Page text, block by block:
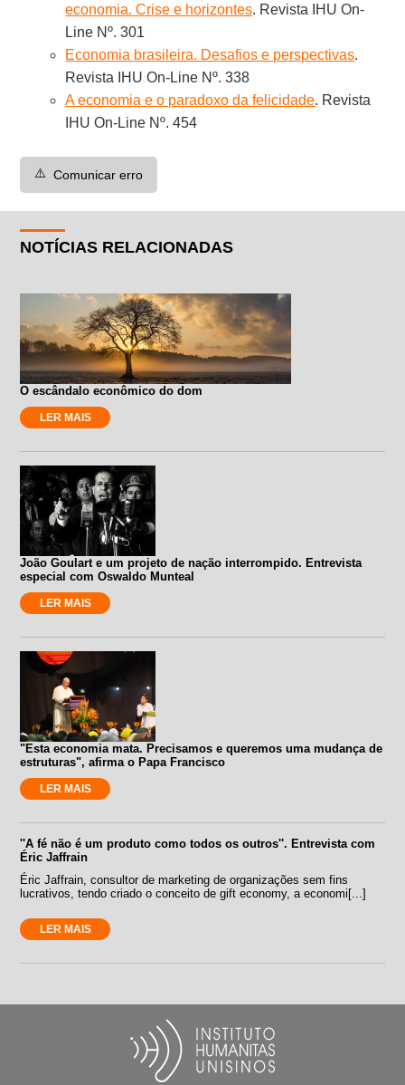
economia. Crise e horizontes. Revista IHU On-
Line Nº. 301
Economia brasileira. Desafios e perspectivas.
Revista IHU On-Line Nº. 338
A economia e o paradoxo da felicidade. Revista
IHU On-Line Nº. 454
⚠️ Comunicar erro
NOTÍCIAS RELACIONADAS
O escândalo econômico do dom
LER MAIS
João Goulart e um projeto de nação interrompido. Entrevista
especial com Oswaldo Munteal
LER MAIS
"Esta economia mata. Precisamos e queremos uma mudança de
estruturas", afirma o Papa Francisco
LER MAIS
''A fé não é um produto como todos os outros''. Entrevista com
Éric Jaffrain
Éric Jaffrain, consultor de marketing de organizações sem fins
lucrativos, tendo criado o conceito de gift economy, a economi[...]
LER MAIS